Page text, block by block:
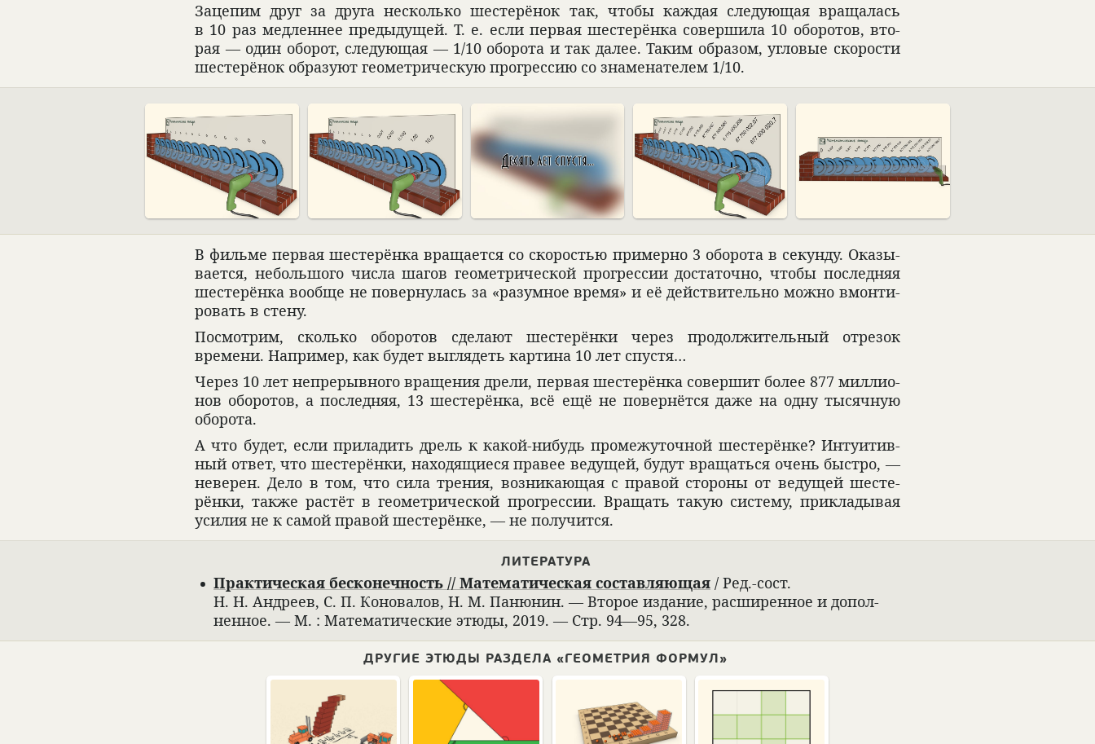
Зацепим друг за друга несколько шесте­рё­нок так, чтобы каж­дая сле­дующая враща­лась
в 10 раз мед­лен­нее преды­дущей. Т. е. если пер­вая шесте­рёнка совершила 10 обо­ро­тов, вто­
рая — один обо­рот, сле­дующая — 1/10 обо­рота и так далее. Таким обра­зом, угло­вые ско­ро­сти
шесте­рё­нок обра­зуют геомет­ри­че­скую прогрес­сию со знаме­на­те­лем 1/10.
В фильме пер­вая шесте­рёнка враща­ется со ско­ро­стью при­мерно 3 обо­рота в секунду. Ока­зы­
ва­ется, небольшого числа шагов геомет­ри­че­ской прогрес­сии доста­точно, чтобы послед­няя
шесте­рёнка вообще не повер­ну­лась за «разум­ное время» и её действи­тельно можно вмон­ти­
ро­вать в стену.
Посмот­рим, сколько обо­ро­тов сде­лают шесте­рёнки через про­должи­тель­ный отре­зок
времени. Напри­мер, как будет выгля­деть кар­тина 10 лет спу­стя…
Через 10 лет непре­рыв­ного враще­ния дрели, пер­вая шесте­рёнка совершит более 877 мил­ли­о­
нов обо­ро­тов, а послед­няя, 13 шесте­рёнка, всё ещё не повер­нётся даже на одну тысяч­ную
обо­рота.
А что будет, если при­ла­дить дрель к какой-нибудь промежу­точ­ной шесте­рёнке? Инту­и­тив­
ный ответ, что шесте­рёнки, нахо­дящи­еся пра­вее ведущей, будут вращаться очень быстро, —
неве­рен. Дело в том, что сила тре­ния, воз­ни­кающая с пра­вой сто­роны от ведущей шесте­
рёнки, также рас­тёт в геомет­ри­че­ской прогрес­сии. Вращать такую систему, при­кла­ды­вая
уси­лия не к самой пра­вой шесте­рёнке, — не полу­чится.
ЛИТЕ­РА­ТУРА
Прак­ти­че­ская бес­ко­неч­ность // Матема­ти­че­ская состав­ляющая / Ред.-сост.
Н. Н. Андреев, С. П. Коно­ва­лов, Н. М. Паню­нин. — Вто­рое изда­ние, расши­рен­ное и допол­
нен­ное. — М. : Матема­ти­че­ские этюды, 2019. — Стр. 94—95, 328.
ДРУГИЕ ЭТЮДЫ РАЗДЕЛА «ГЕОМЕТРИЯ ФОРМУЛ»